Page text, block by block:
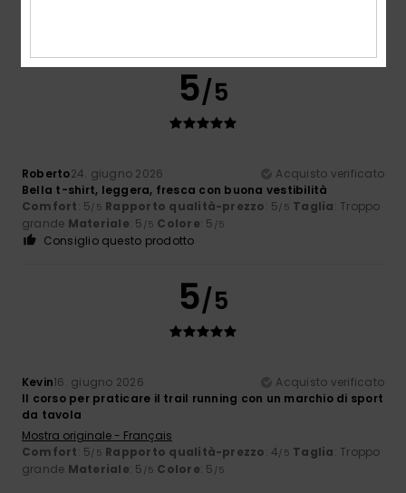
5/5
Roberto24. giugno 2026
Acquisto verificato
Bella t-shirt, leggera, fresca con buona vestibilità
Comfort: 5/5 Rapporto qualità-prezzo: 5/5 Taglia: Troppo
grande Materiale: 5 /5 Colore: 5 /5
Consiglio questo prodotto
5/5
Kevin16. giugno 2026
Acquisto verificato
Il corso per praticare il trail running con un marchio di sport
da tavola
Mostra originale - Français
Comfort: 5/5 Rapporto qualità-prezzo: 4/5 Taglia: Troppo
grande Materiale: 5 /5 Colore: 5 /5